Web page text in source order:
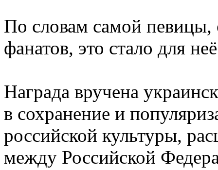
По словам самой певицы,
фанатов, это стало для
Награда вручена
в сохранение и
российской культуры,
между Российской